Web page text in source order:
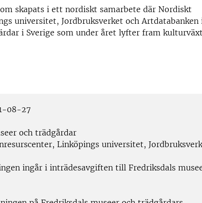
skapats i ett nordiskt samarbete där Nordiskt
universitet, Jordbruksverket och Artdatabanken
i Sverige som under året lyfter fram
08-27
och trädgårdar
Linköpings universitet,
ingår i inträdesavgiften till Fredriksdals